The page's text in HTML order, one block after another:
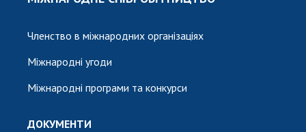
Членство в міжнародних організаціях
Міжнародні угоди
Міжнародні програми та конкурси
ДОКУМЕНТИ